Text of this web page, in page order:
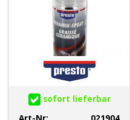
sofort lieferbar